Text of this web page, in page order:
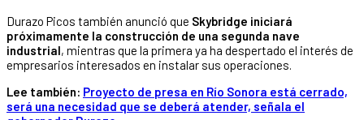
Durazo Picos también anunció que Skybridge iniciará
próximamente la construcción de una segunda nave
industrial, mientras que la primera ya ha despertado el interés de
empresarios interesados en instalar sus operaciones.
Lee también: Proyecto de presa en Río Sonora está cerrado,
será una necesidad que se deberá atender, señala el